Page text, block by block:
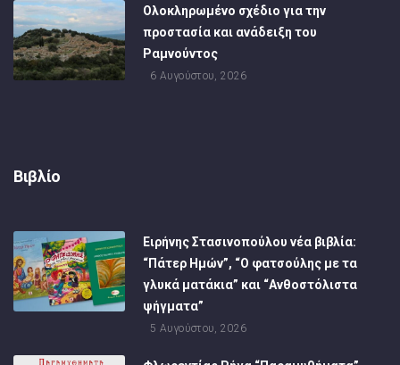
Ολοκληρωμένο σχέδιο για την
προστασία και ανάδειξη του
Ραμνούντος
6 Αυγούστου, 2026
Βιβλίο
Ειρήνης Στασινοπούλου νέα βιβλία:
“Πάτερ Ημών”, “Ο φατσούλης με τα
γλυκά ματάκια” και “Ανθοστόλιστα
ψήγματα”
5 Αυγούστου, 2026